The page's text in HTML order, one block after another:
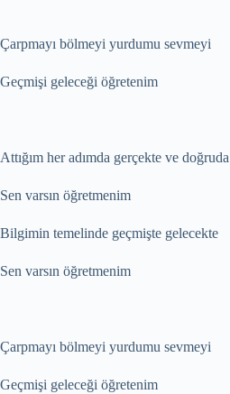
Çarpmayı bölmeyi yurdumu sevmeyi
Geçmişi geleceği öğretenim
Attığım her adımda gerçekte ve doğruda
Sen varsın öğretmenim
Bilgimin temelinde geçmişte gelecekte
Sen varsın öğretmenim
Çarpmayı bölmeyi yurdumu sevmeyi
Geçmişi geleceği öğretenim